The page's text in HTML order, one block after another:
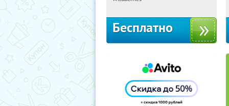
Бесплатно